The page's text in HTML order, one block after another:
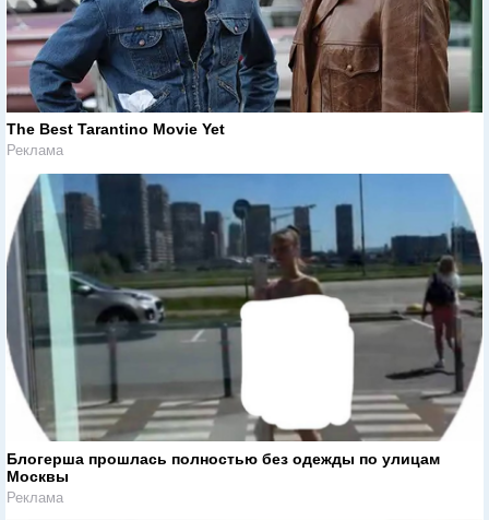
The Best Tarantino Movie Yet
Реклама
Блогерша прошлась полностью без одежды по улицам
Москвы
Реклама